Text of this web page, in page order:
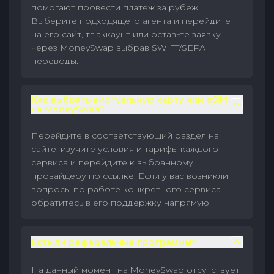
помогают провести платёж за рубеж.
Выберите подходящего агента и перейдите
на его сайт, тг аккаунт или оставьте заявку
через MoneySwap выбрав SWIFT/SEPA
переводы.
Как выбрать виртуальную карту или eSIM
на MoneySwap?
Перейдите в соответствующий раздел на
сайте, изучите условия и тарифы каждого
сервиса и перейдите к выбранному
провайдеру по ссылке. Если у вас возникли
вопросы по работе конкретного сервиса —
обратитесь в его поддержку напрямую.
Есть ли реферальные программы?
На данный момент на MoneySwap отсутствует